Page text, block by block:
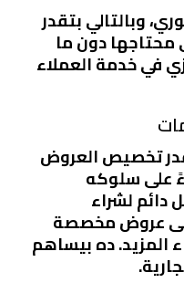
وبالتالي بتقدر
محتاجها دون ما
في خدمة العملاء
تخصيص العروض
على سلوكه
دائم لشراء
عروض مخصصة
المزيد. ده بيساهم